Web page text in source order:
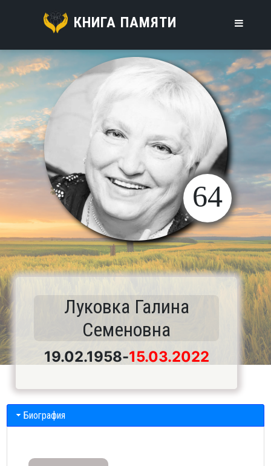
КНИГА ПАМЯТИ
64
Луковка Галина
Семеновна
19.02.1958-15.03.2022
Биография